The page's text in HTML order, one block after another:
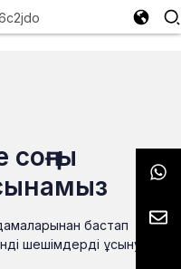
соңғы
бастап
шешімдерді ұсыну